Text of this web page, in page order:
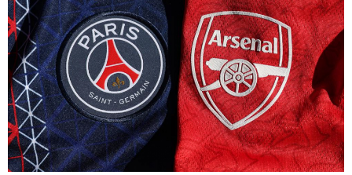
Công nghệ
Sành điệu
Tin Công nghệ
Trải nghiệm
Chuyển đổi số
Sức khỏe
Dinh dưỡng - món ngon
Cây thuốc
Sản phụ khoa
Nhi khoa
Nam khoa
Làm đẹp - giảm cân
Phòng mạch online